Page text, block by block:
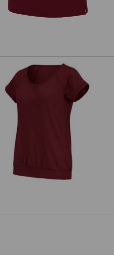
e.s. T-Shirt cotton slub, dames